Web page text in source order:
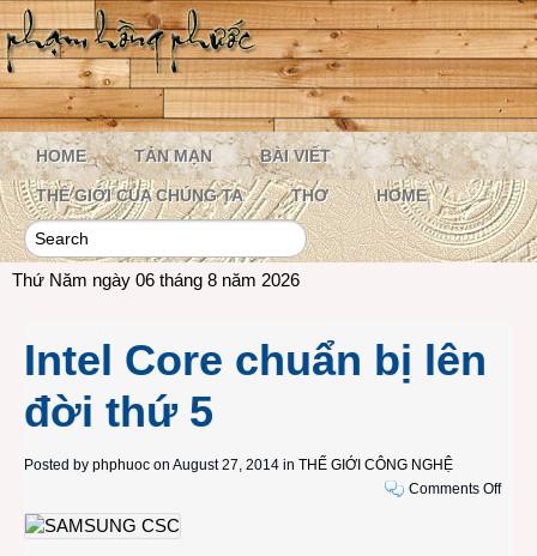
HOME TẢN MẠN BÀI VIẾT
THẾ GIỚI CỦA CHÚNG TA THƠ HOME
Thứ Năm ngày 06 tháng 8 năm 2026
Intel Core chuẩn bị lên
đời thứ 5
Posted by phphuoc on August 27, 2014 in THẾ GIỚI CÔNG NGHỆ
Comments Offon